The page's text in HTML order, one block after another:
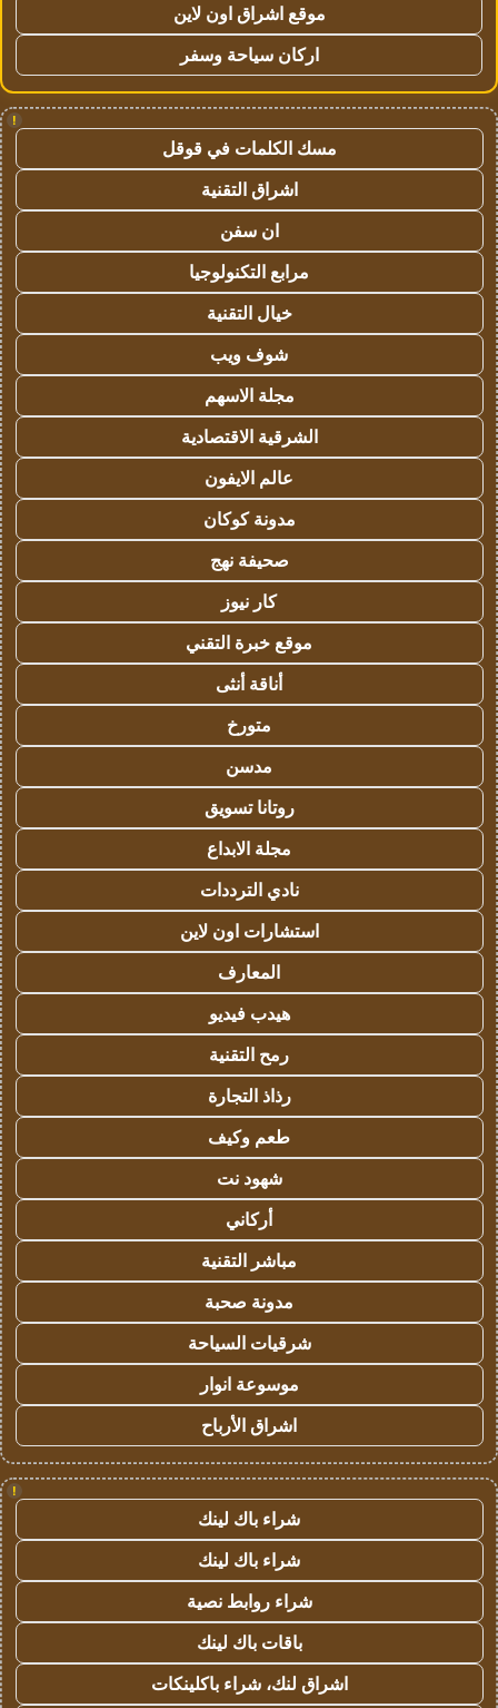
موقع اشراق اون لاين
اركان سياحة وسفر
!
مسك الكلمات في قوقل
اشراق التقنية
ان سفن
مرابع التكنولوجيا
خيال التقنية
شوف ويب
مجلة الاسهم
الشرقية الاقتصادية
عالم الايفون
مدونة كوكان
صحيفة نهج
كار نيوز
موقع خبرة التقني
أناقة أنثى
متورخ
مدسن
روتانا تسويق
مجلة الابداع
نادي الترددات
استشارات اون لاين
المعارف
هيدب فيديو
رمح التقنية
رذاذ التجارة
طعم وكيف
شهود نت
أركاني
مباشر التقنية
مدونة صحبة
شرقيات السياحة
موسوعة انوار
اشراق الأرباح
!
شراء باك لينك
شراء باك لينك
شراء روابط نصية
باقات باك لينك
اشراق لنك، شراء باكلينكات